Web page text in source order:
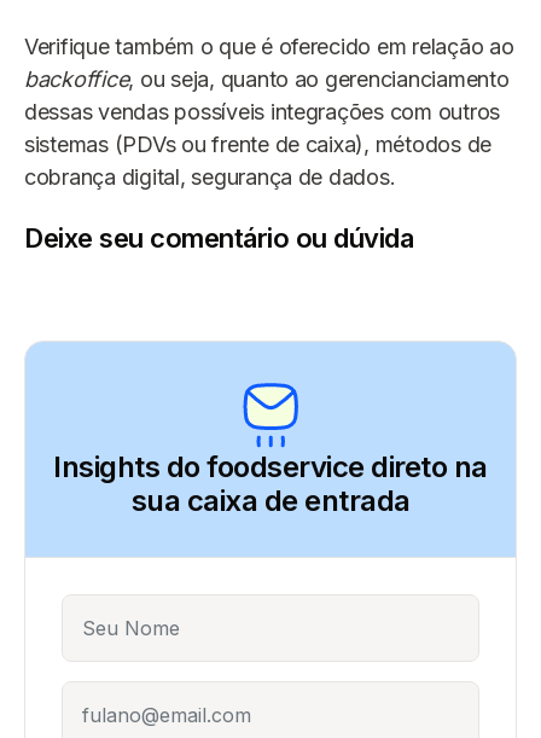
Verifique também o que é oferecido em relação ao
backoffice, ou seja, quanto ao gerencianciamento
dessas vendas possíveis integrações com outros
sistemas (PDVs ou frente de caixa), métodos de
cobrança digital, segurança de dados.
Deixe seu comentário ou dúvida
Insights do foodservice direto na
sua caixa de entrada